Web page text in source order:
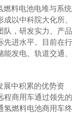
燃料电池电堆与系统
以中科院大化所、
队，研发实力、产品
先进水平。目前在行
发电、轨道交通、
展中积累的优势资
程商用车通过领先的
氢燃料电池商用车终